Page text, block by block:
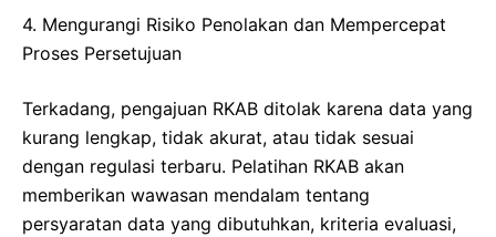
4. Mengurangi Risiko Penolakan dan Mempercepat
Proses Persetujuan
Terkadang, pengajuan RKAB ditolak karena data yang
kurang lengkap, tidak akurat, atau tidak sesuai
dengan regulasi terbaru. Pelatihan RKAB akan
memberikan wawasan mendalam tentang
persyaratan data yang dibutuhkan, kriteria evaluasi,